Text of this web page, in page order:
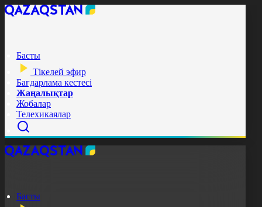
Басты
Тікелей эфир
Бағдарлама кестесі
Жаңалықтар
Жобалар
Телехикаялар
Басты